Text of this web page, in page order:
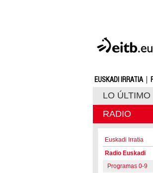
EUSKADI IRRATIA
LO ÚLTIMO
RADIO
Euskadi Irratia
Radio Euskadi
Programas 0-9